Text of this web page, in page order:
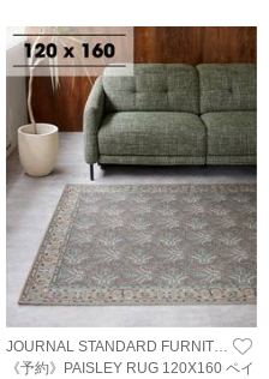
《予約》PAISLEY RUG 120X160 ペイ